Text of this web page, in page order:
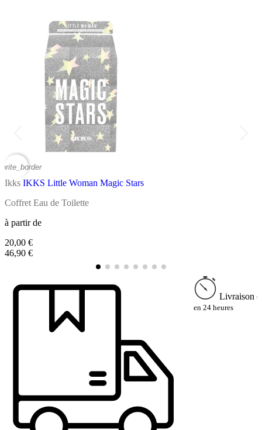
Ikks IKKS Little Woman Magic Stars
Coffret Eau de Toilette
à partir de
20,00 €
46,90 €
Livraison
en 24 heures